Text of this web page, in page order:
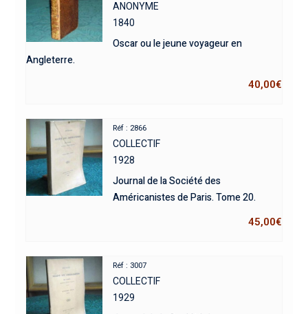
ANONYME
1840
Oscar ou le jeune voyageur en
Angleterre.
40,00€
Réf : 2866
COLLECTIF
1928
Journal de la Société des
Américanistes de Paris. Tome 20.
45,00€
Réf : 3007
COLLECTIF
1929